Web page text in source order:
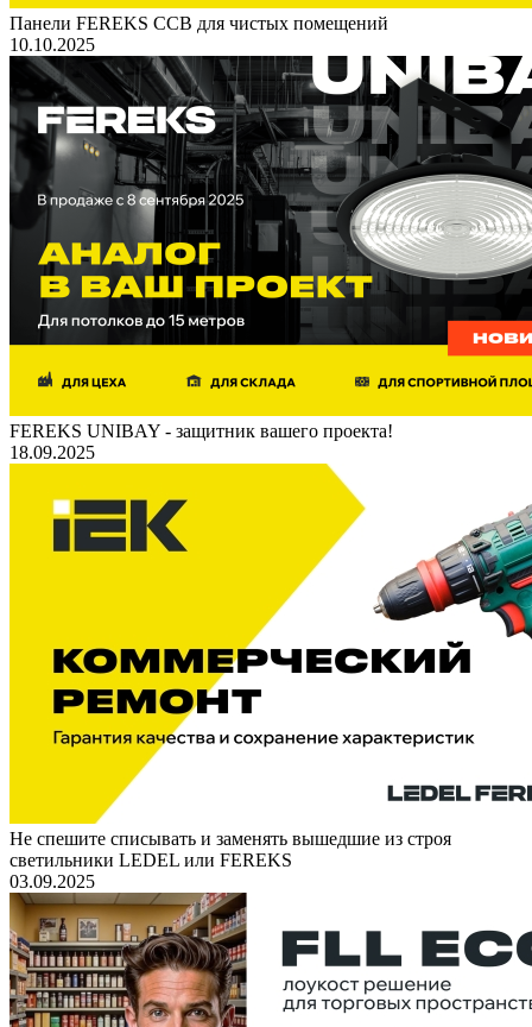
Панели FEREKS ССВ для чистых помещений
10.10.2025
FEREKS UNIBAY - защитник вашего проекта!
18.09.2025
Не спешите списывать и заменять вышедшие из строя
светильники LEDEL или FEREKS
03.09.2025